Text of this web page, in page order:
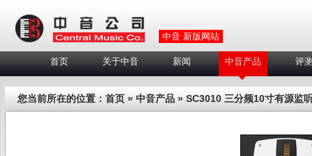
中音 新版网站
首页 关于中音 新闻 中音产品 评
您当前所在的位置： 首页 » 中音产品 » SC3010 三分频10寸有源监